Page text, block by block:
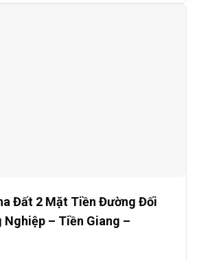
Đất 2 Mặt Tiền Đường Đối
Nghiệp – Tiền Giang –